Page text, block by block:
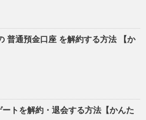
普通預金口座 を解約する方法 【か
ートを解約・退会する方法【かんた